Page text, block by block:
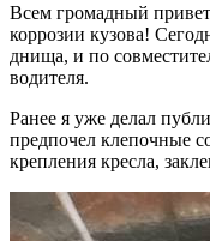
Всем громадный
коррозии кузова!
днища, и по
водителя.
Ранее я уже делал
предпочел клепочные
крепления кресла,